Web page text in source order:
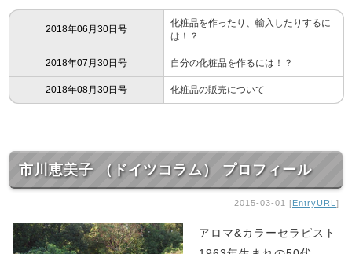
2018年06月30日号
化粧品を作ったり、輸入したりするに
は！？
2018年07月30日号 自分の化粧品を作るには！？
2018年08月30日号 化粧品の販売について
市川恵美子 （ドイツコラム） プロフィール
2015-03-01 [EntryURL ]
アロマ&カラーセラピスト